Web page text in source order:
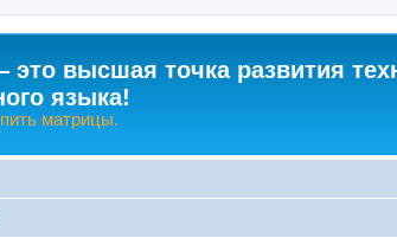
высшая точка развития
языка!
матрицы.